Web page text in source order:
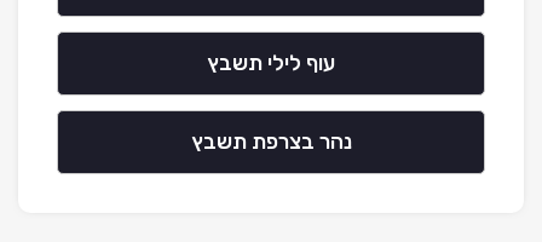
עוף לילי תשבץ
נהר בצרפת תשבץ